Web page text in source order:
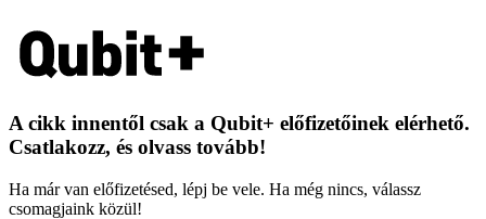
A cikk innentől csak a Qubit+ előfizetőinek elérhető.
Csatlakozz, és olvass tovább!
Ha már van előfizetésed, lépj be vele. Ha még nincs, válassz
csomagjaink közül!